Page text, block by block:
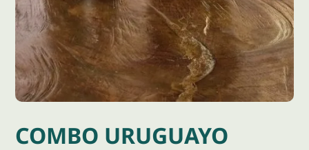
COMBO URUGUAYO